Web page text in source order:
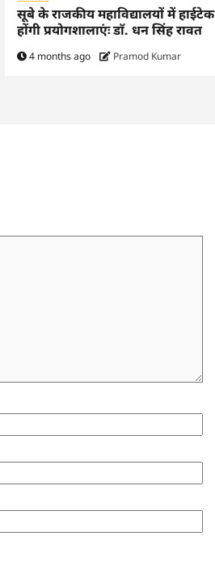
सूबे के राजकीय महाविद्यालयों में हाईटेक
होंगी प्रयोगशालाएंः डाॅ. धन सिंह रावत
4 months ago Pramod Kumar